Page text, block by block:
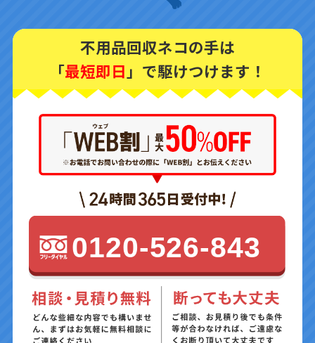
不用品回収ネコの手は
「最短即日 」で駆けつけます！
0120-526-843